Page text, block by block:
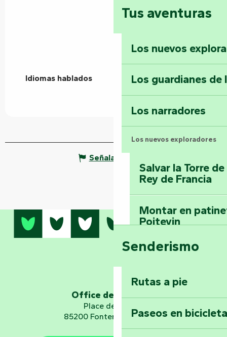
Tus aventuras
Los nuevos
Los guardianes de
Los narradores
Los nuevos exploradores
Salvar la Torre
Rey de Francia
Montar en
Poitevin
Domine los
Vouvant
Embárquese en
Planetario
Senderismo
Rutas a pie
Paseos en
Idiomas hablados
Idiomas hablados
Señalar un error
Office de tourisme
Place de Verdun
85200 Fontenay-le-Comte